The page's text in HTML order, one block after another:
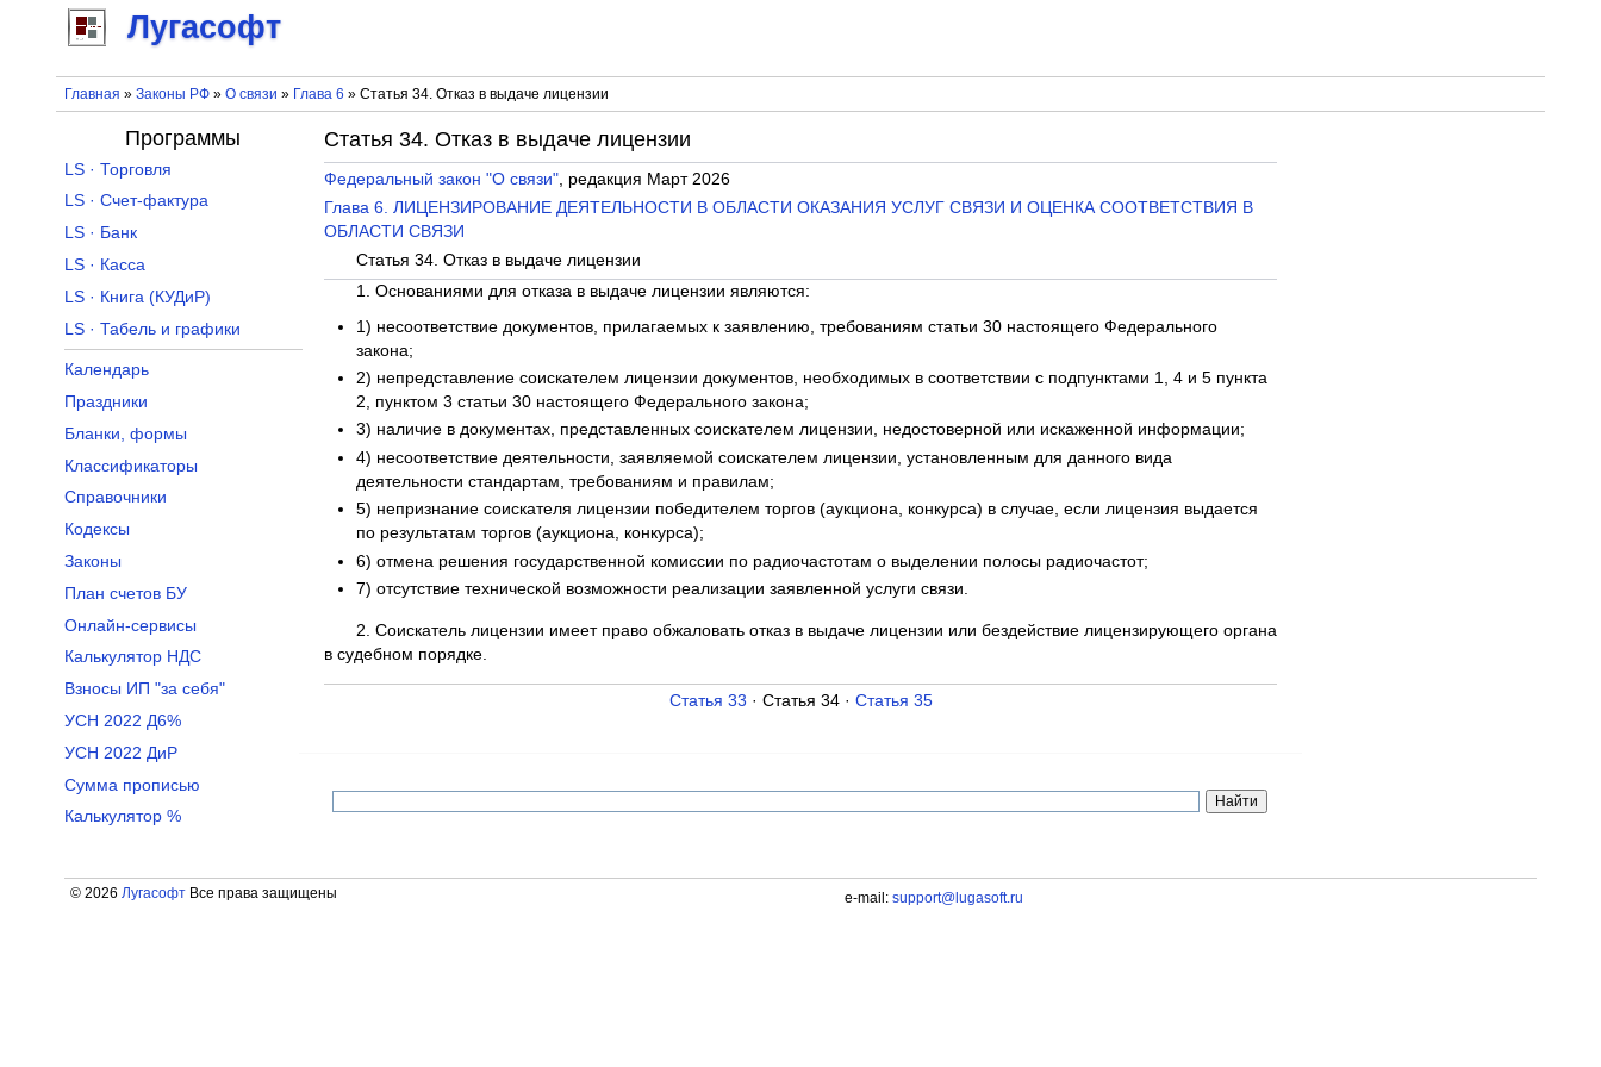
Лугасофт
Главная » Законы РФ» О связи » Глава 6 » Статья 34. Отказ в выдаче лицензии
Статья 34. Отказ в выдаче лицензии
Федеральный закон "О связи", редакция Март 2026
Глава 6. ЛИЦЕНЗИРОВАНИЕ ДЕЯТЕЛЬНОСТИ В ОБЛАСТИ ОКАЗАНИЯ УСЛУГ СВЯЗИ И ОЦЕНКА СООТВЕТСТВИЯ В
ОБЛАСТИ СВЯЗИ
Статья 34. Отказ в выдаче лицензии
1. Основаниями для отказа в выдаче лицензии являются:
1) несоответствие документов, прилагаемых к заявлению, требованиям статьи 30 настоящего Федерального
закона;
2) непредставление соискателем лицензии документов, необходимых в соответствии с подпунктами 1, 4 и 5 пункта
2, пунктом 3 статьи 30 настоящего Федерального закона;
3) наличие в документах, представленных соискателем лицензии, недостоверной или искаженной информации;
4) несоответствие деятельности, заявляемой соискателем лицензии, установленным для данного вида
деятельности стандартам, требованиям и правилам;
5) непризнание соискателя лицензии победителем торгов (аукциона, конкурса) в случае, если лицензия выдается
по результатам торгов (аукциона, конкурса);
6) отмена решения государственной комиссии по радиочастотам о выделении полосы радиочастот;
7) отсутствие технической возможности реализации заявленной услуги связи.
2. Соискатель лицензии имеет право обжаловать отказ в выдаче лицензии или бездействие лицензирующего органа
в судебном порядке.
Статья 33 · Статья 34 · Статья 35
Программы
LS · Торговля
LS · Счет-фактура
LS · Банк
LS · Касса
LS · Книга (КУДиР)
LS · Табель и графики
Календарь
Праздники
Бланки, формы
Классификаторы
Справочники
Кодексы
Законы
План счетов БУ
Онлайн-сервисы
Калькулятор НДС
Взносы ИП "за себя"
УСН 2022 Д6%
УСН 2022 ДиР
Сумма прописью
Калькулятор %
© 2026 ЛугасофтВсе права защищены e-mail: support@lugasoft.ru